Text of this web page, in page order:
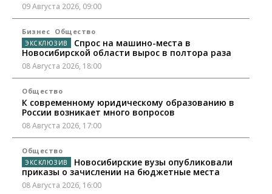
09 Августа 2026, 09:00
Бизнес Общество
Спрос на машино-места в
Новосибирской области вырос в полтора раза
08 Августа 2026, 18:00
Общество
К современному юридическому образованию в
России возникает много вопросов
08 Августа 2026, 17:00
Общество
Новосибирские вузы опубликовали
приказы о зачислении на бюджетные места
08 Августа 2026, 16:00